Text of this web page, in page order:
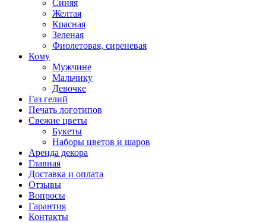
Синяя
Желтая
Красная
Зеленая
Фиолетовая, сиреневая
Кому
Мужчине
Мальчику
Девочке
Газ гелий
Печать логотипов
Свежие цветы
Букеты
Наборы цветов и шаров
Аренда декора
Главная
Доставка и оплата
Отзывы
Вопросы
Гарантия
Контакты